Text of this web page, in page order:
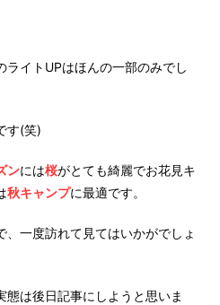
イトUPはほんの一部のみでし
す(笑)
ンには桜がとても綺麗でお花見キ
秋キャンプに最適です。
一度訪れて見てはいかがでしょ
態は後日記事にしようと思いま